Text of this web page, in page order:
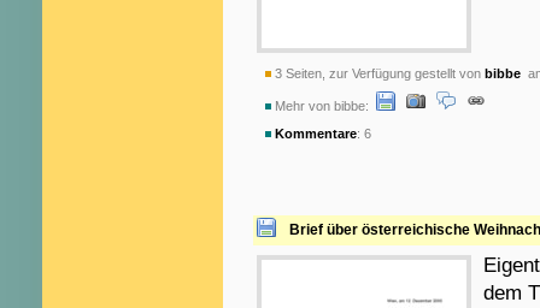
3 Seiten, zur Verfügung gestellt von bibbe
Mehr von bibbe:
Kommentare: 6
Brief über österreichische
dem